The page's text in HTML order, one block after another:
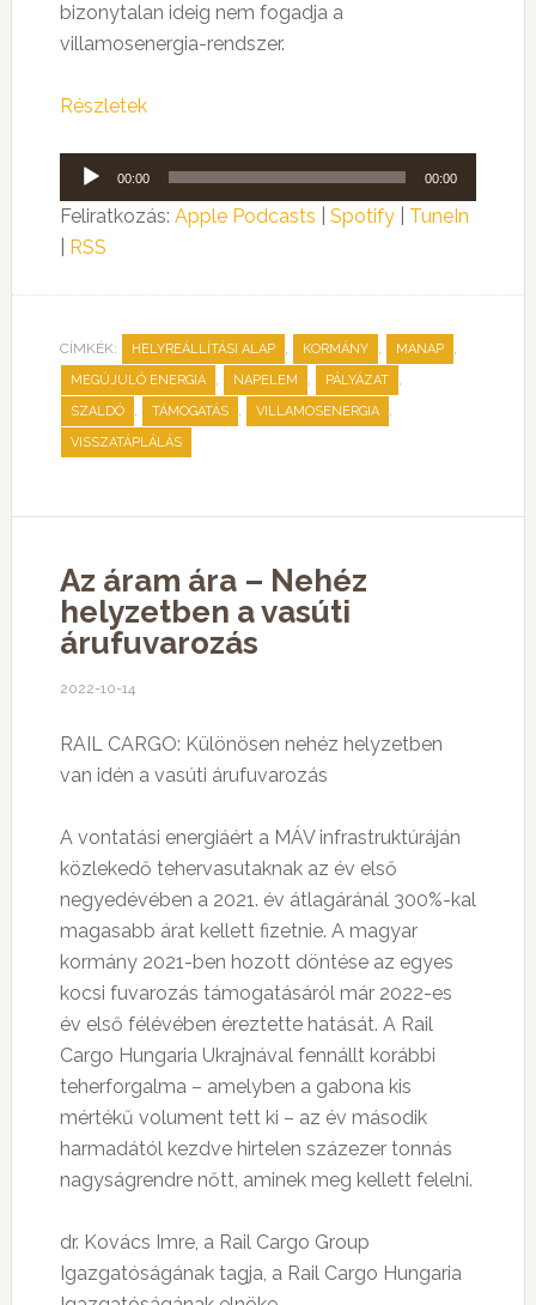
bizonytalan ideig nem fogadja a
villamosenergia-rendszer.
Részletek
Audió
lejátszó
00:00 00:00
Feliratkozás: Apple Podcasts Spotify| TuneIn
RSS
CÍMKÉK: HELYREÁLLÍTÁSI ALAP , KORMÁNY , MANAP ,
MEGÚJULÓ ENERGIA , NAPELEM , PÁLYÁZAT ,
SZALDÓ , TÁMOGATÁS , VILLAMOSENERGIA ,
VISSZATÁPLÁLÁS
Az áram ára – Nehéz
helyzetben a vasúti
árufuvarozás
2022-10-14
RAIL CARGO: Különösen nehéz helyzetben
van idén a vasúti árufuvarozás
A vontatási energiáért a MÁV infrastruktúráján
közlekedő tehervasutaknak az év első
negyedévében a 2021. év átlagáránál 300%-kal
magasabb árat kellett fizetnie. A magyar
kormány 2021-ben hozott döntése az egyes
kocsi fuvarozás támogatásáról már 2022-es
év első félévében éreztette hatását. A Rail
Cargo Hungaria Ukrajnával fennállt korábbi
teherforgalma – amelyben a gabona kis
mértékű volument tett ki – az év második
harmadától kezdve hirtelen százezer tonnás
nagyságrendre nőtt, aminek meg kellett felelni.
dr. Kovács Imre, a Rail Cargo Group
Igazgatóságának tagja, a Rail Cargo Hungaria